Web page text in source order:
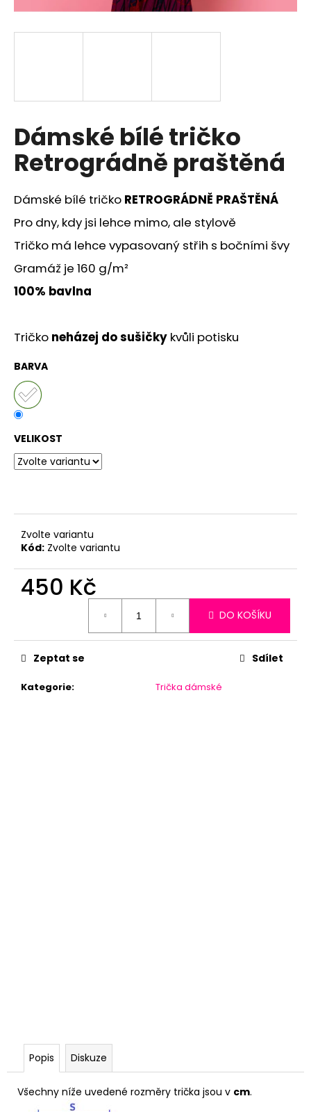
Dámské bílé tričko
Retrográdně praštěná
Dámské bílé tričko RETROGRÁDNĚ PRAŠTĚNÁ
Pro dny, kdy jsi lehce mimo, ale stylově
Tričko má lehce vypasovaný střih s bočními švy
Gramáž je 160 g/m²
100% bavlna
Tričko neházej do sušičky kvůli potisku
BARVA
VELIKOST
Zvolte variantu
Kód: Zvolte variantu
450 Kč
DO KOŠÍKU
Kategorie: Trička dámské
Zeptat se Sdílet
Popis Diskuze
Všechny níže uvedené rozměry trička jsou v cm.
a
j
HLEDAT
D
o
p
o
r
u
u
j
e
m
e